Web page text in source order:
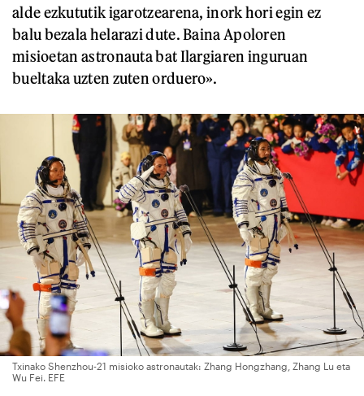
alde ezkututik igarotzearena, inork hori egin ez
balu bezala helarazi dute. Baina Apoloren
misioetan astronauta bat Ilargiaren inguruan
bueltaka uzten zuten orduero».
Txinako Shenzhou-21 misioko astronautak: Zhang Hongzhang, Zhang Lu eta
Wu Fei. EFE